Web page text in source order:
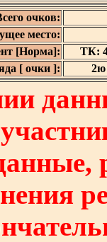
очков:
место:
[Норма]:
ТК:
[ очки ]:
2ю